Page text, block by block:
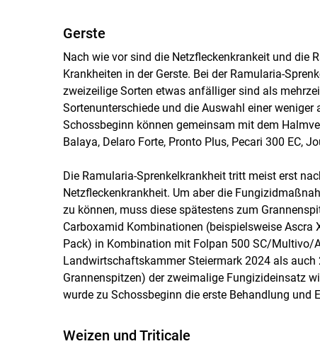
Gerste
Nach wie vor sind die Netzfleckenkrankeit und die
Krankheiten in der Gerste. Bei der Ramularia-
zweizeilige Sorten etwas anfälliger sind als
Sortenunterschiede und die Auswahl einer
Schossbeginn können gemeinsam mit dem
Balaya, Delaro Forte, Pronto Plus, Pecari 300 EC,
Die Ramularia-Sprenkelkrankheit tritt meist erst
Netzfleckenkrankheit. Um aber die
zu können, muss diese spätestens zum
Carboxamid Kombinationen (beispielsweise Ascra
Pack) in Kombination mit Folpan 500 SC/Multivo/
Landwirtschaftskammer Steiermark 2024 als
Grannenspitzen) der zweimalige Fungizideinsatz
wurde zu Schossbeginn die erste Behandlung und
Weizen und Triticale